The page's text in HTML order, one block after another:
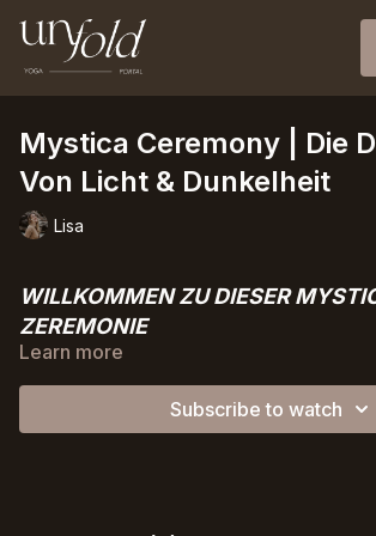
Mystica Ceremony | Die
Von Licht & Dunkelheit
Lisa
WILLKOMMEN ZU DIESER
ZEREMONIE
Mit dem Herannahen der
kehrt die Erde an einen Ort des perfekten
zurück. Tag und Nacht halten sich die
Dunkelheit treffen sich wie Yin und Yang
verwurzeltes Gleichgewicht, das entsteht.
Learn more
Subscribe to watch